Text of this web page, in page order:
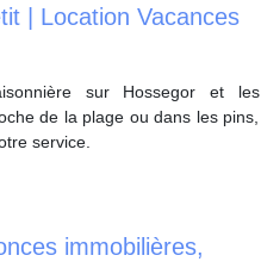
| Location Vacances
sur Hossegor et les
de la plage ou dans les pins,
service.
im­mobi­lières,